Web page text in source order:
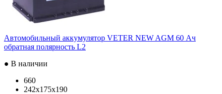
Автомобильный аккумулятор VETER NEW AGM 60 Ач
обратная полярность L2
● В наличии
660
242x175x190